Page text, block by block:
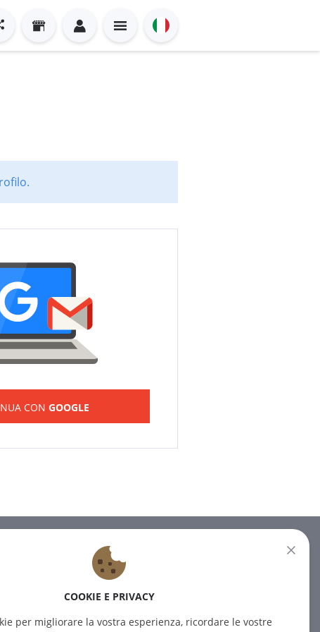
CON GOOGLE
Iscrivetevi alla nostra newsletter
COOKIE E PRIVACY
per migliorare la vostra esperienza, ricordare le vostre